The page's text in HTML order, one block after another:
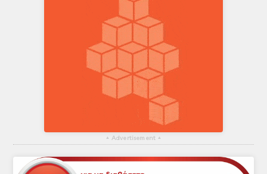
▴ Advertisement ▴